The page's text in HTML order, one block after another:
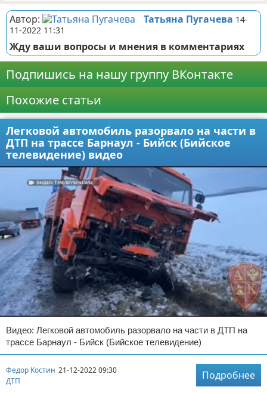
Автор: Татьяна Пугачева 14-
11-2022 11:31
Жду ваши вопросы и мнения в комментариях
Подпишись на нашу группу ВКонтакте
Похожие статьи
Легковой автомобиль разорвало на части в
ДТП на трассе Барнаул - Бийск (Бийское
телевидение) видео
Видео: Легковой автомобиль разорвало на части в ДТП на
трассе Барнаул - Бийск (Бийское телевидение)
Федор Костин 21-12-2022 09:30
ДТП
Подробнее